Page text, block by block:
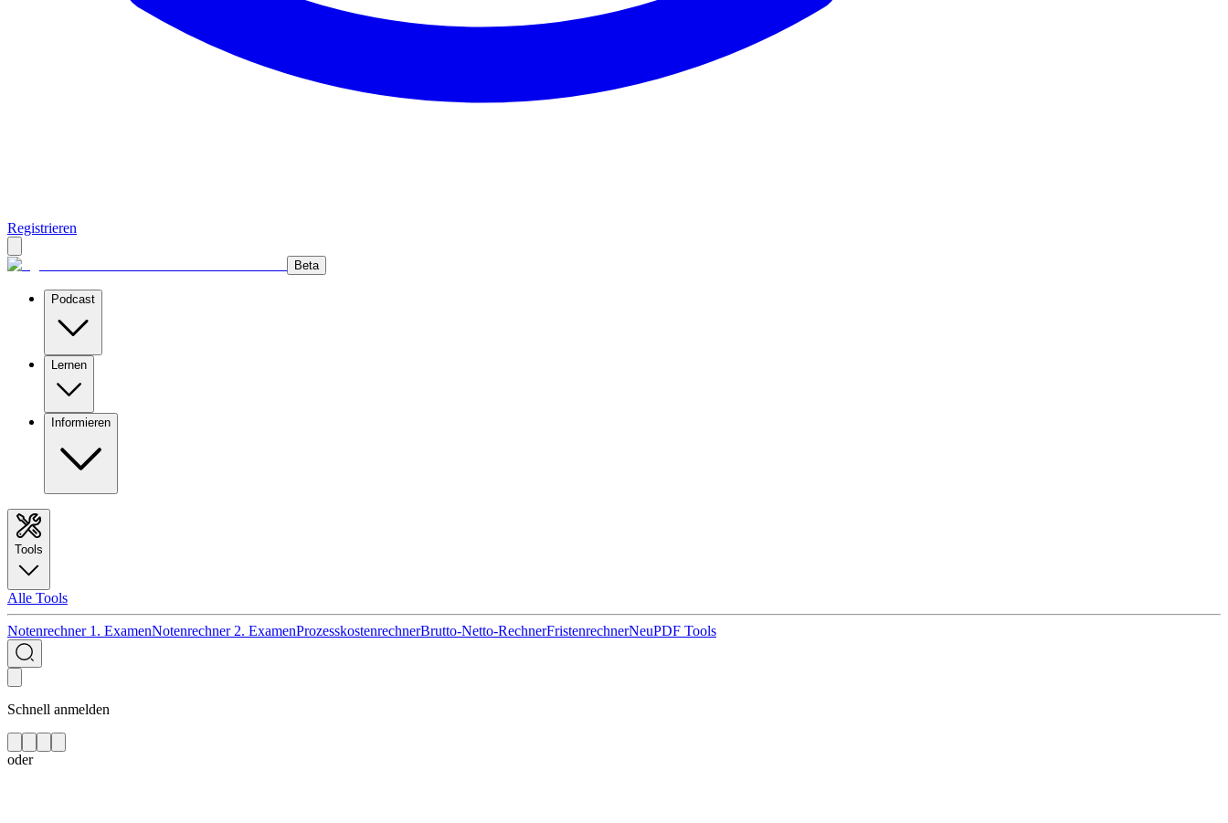
Registrieren
Beta
Podcast
Lernen
Informieren
Tools
Alle Tools
Notenrechner 1. ExamenNotenrechner 2. ExamenProzesskostenrechnerBrutto-Netto-RechnerFristenrechnerNeuPDF Tools
Schnell anmelden
oder